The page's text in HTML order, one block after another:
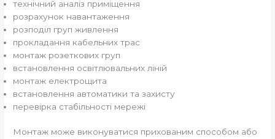
технічний аналіз приміщення
розрахунок навантаження
розподіл груп живлення
прокладання кабельних трас
монтаж розеткових груп
встановлення освітлювальних ліній
монтаж електрощита
встановлення автоматики та захисту
перевірка стабільності мережі
Монтаж може виконуватися прихованим способом або